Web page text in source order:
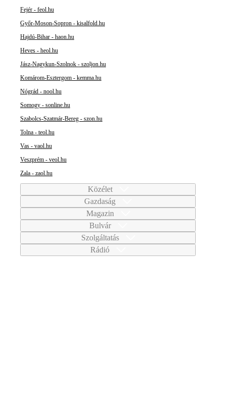
Fejér - feol.hu
Győr-Moson-Sopron - kisalfold.hu
Hajdú-Bihar - haon.hu
Heves - heol.hu
Jász-Nagykun-Szolnok - szoljon.hu
Komárom-Esztergom - kemma.hu
Nógrád - nool.hu
Somogy - sonline.hu
Szabolcs-Szatmár-Bereg - szon.hu
Tolna - teol.hu
Vas - vaol.hu
Veszprém - veol.hu
Zala - zaol.hu
Közélet
Gazdaság
Magazin
Bulvár
Szolgáltatás
Rádió